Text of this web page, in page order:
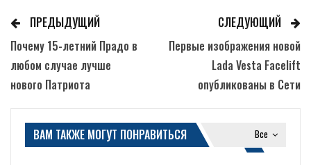
ПРЕДЫДУЩИЙ
Почему 15-летний Прадо в
любом случае лучше
нового Патриота
СЛЕДУЮЩИЙ
Первые изображения новой
Lada Vesta Facelift
опубликованы в Сети
Все
ВАМ ТАКЖЕ МОГУТ ПОНРАВИТЬСЯ